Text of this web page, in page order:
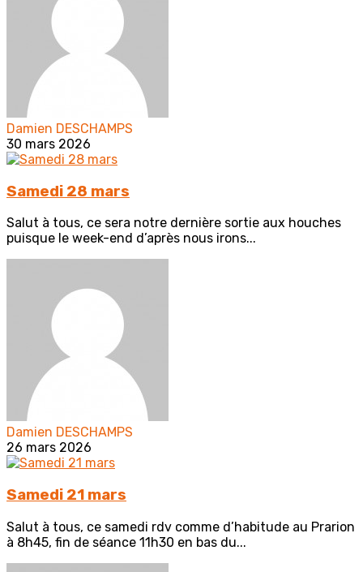
Damien DESCHAMPS
30 mars 2026
Samedi 28 mars
Salut à tous, ce sera notre dernière sortie aux houches
puisque le week-end d’après nous irons...
Damien DESCHAMPS
26 mars 2026
Samedi 21 mars
Salut à tous, ce samedi rdv comme d’habitude au Prarion
à 8h45, fin de séance 11h30 en bas du...